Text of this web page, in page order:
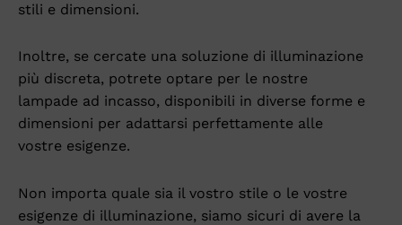
stili e dimensioni.
Inoltre, se cercate una soluzione di illuminazione
più discreta, potrete optare per le nostre
lampade ad incasso, disponibili in diverse forme e
dimensioni per adattarsi perfettamente alle
vostre esigenze.
Non importa quale sia il vostro stile o le vostre
esigenze di illuminazione, siamo sicuri di avere la